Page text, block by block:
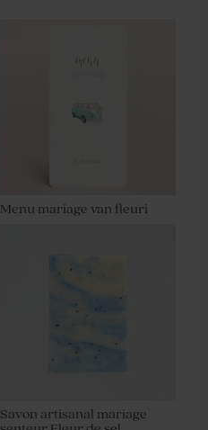
Menu mariage van fleuri
Savon artisanal mariage